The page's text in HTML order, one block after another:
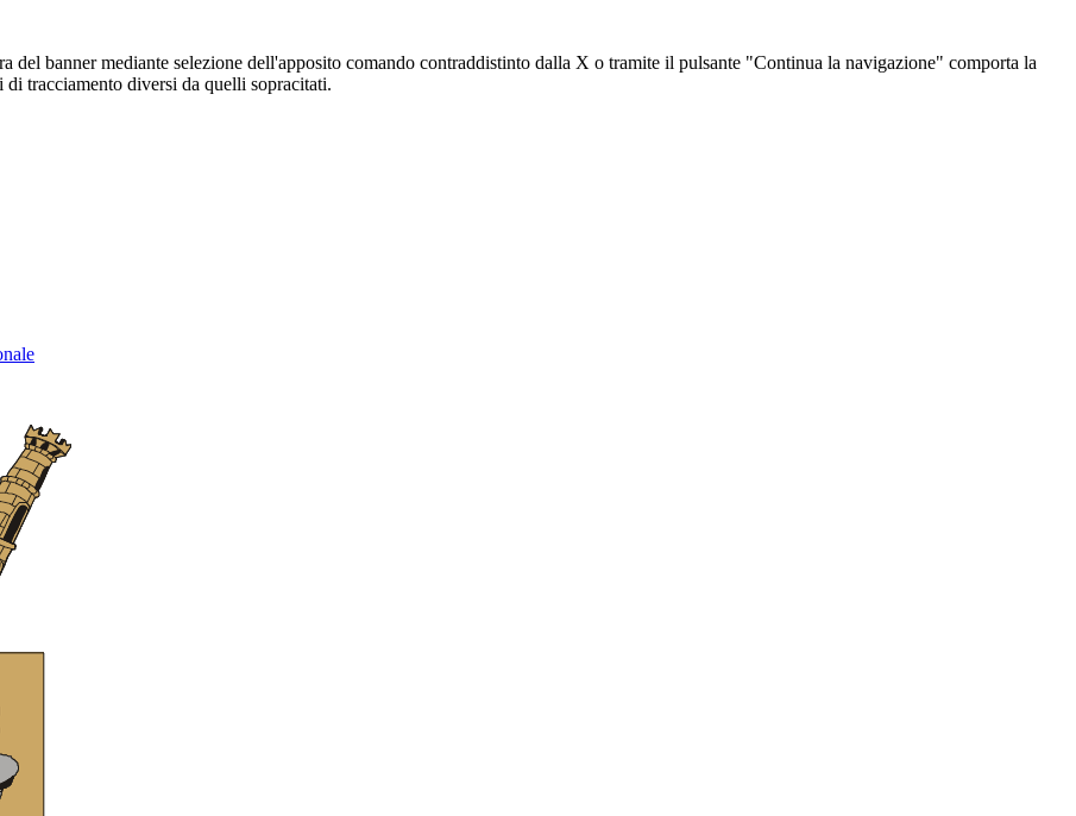
del banner mediante selezione dell'apposito comando contraddistinto dalla X o tramite il pulsante "Continua la navigazione" comporta la
tracciamento diversi da quelli sopracitati.